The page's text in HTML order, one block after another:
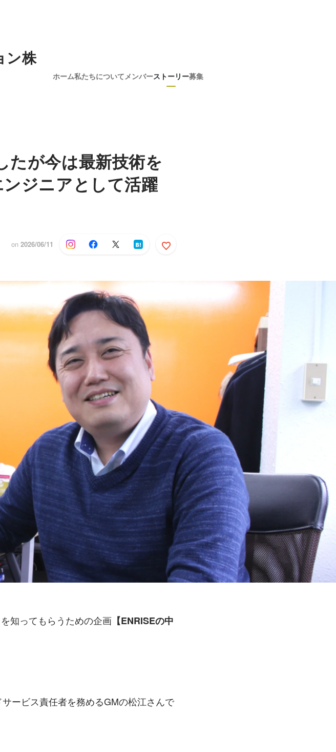
ン株
ホーム私たちについて メンバーストーリー募集
たが今は最新技術を
ジニアとして活躍
on 2026/06/11
知ってもらうための企画 【ENRISEの中
ービス責任者を務めるGMの松江さんで